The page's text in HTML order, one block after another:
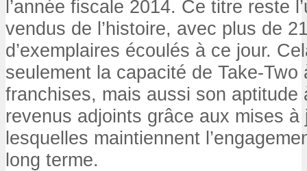
l’année fiscale 2014. Ce titre reste
vendus de l’histoire, avec plus de
d’exemplaires écoulés à ce jour.
seulement la capacité de Take-
franchises, mais aussi son aptitude
revenus adjoints grâce aux mises à
lesquelles maintiennent
long terme.